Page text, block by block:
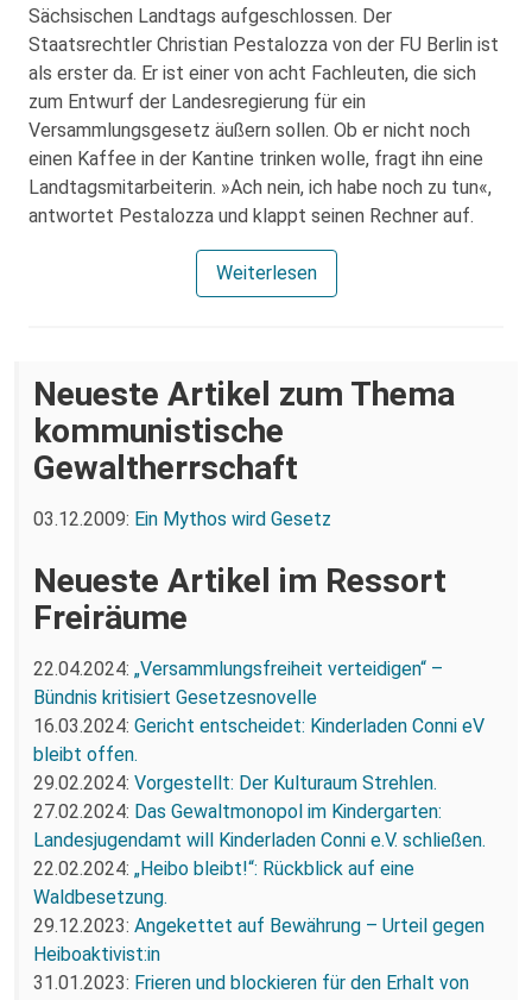
Sächsischen Landtags aufgeschlossen. Der
Staatsrechtler Christian Pestalozza von der FU Berlin ist
als erster da. Er ist einer von acht Fachleuten, die sich
zum Entwurf der Landesregierung für ein
Versammlungsgesetz äußern sollen. Ob er nicht noch
einen Kaffee in der Kantine trinken wolle, fragt ihn eine
Landtagsmitarbeiterin. »Ach nein, ich habe noch zu tun«,
antwortet Pestalozza und klappt seinen Rechner auf.
Weiterlesen
Neueste Artikel zum Thema
kommunistische
Gewaltherrschaft
03.12.2009: Ein Mythos wird Gesetz
Neueste Artikel im Ressort
Freiräume
22.04.2024: „Versammlungsfreiheit verteidigen“ –
Bündnis kritisiert Gesetzesnovelle
16.03.2024: Gericht entscheidet: Kinderladen Conni eV
bleibt offen.
29.02.2024: Vorgestellt: Der Kulturaum Strehlen.
27.02.2024: Das Gewaltmonopol im Kindergarten:
Landesjugendamt will Kinderladen Conni e.V. schließen.
22.02.2024: „Heibo bleibt!“: Rückblick auf eine
Waldbesetzung.
29.12.2023: Angekettet auf Bewährung – Urteil gegen
Heiboaktivist:in
31.01.2023: Frieren und blockieren für den Erhalt von